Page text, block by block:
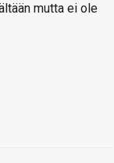
mutta ei ole